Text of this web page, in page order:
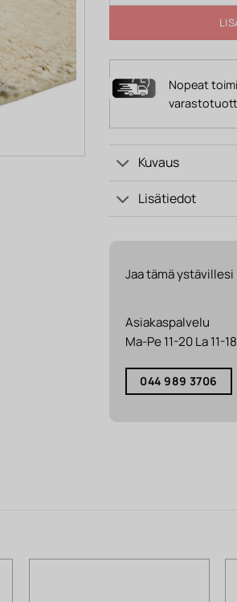
Nopeat
Kuvaus
Lisätiedot
Jaa tämä ystävillesi
Asiakaspalvelu
Ma-Pe 11-20 La 11-
044 989 3706